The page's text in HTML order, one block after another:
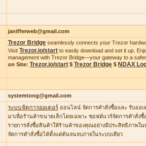
janifferweb@gmail.com
Trezor Bridge seamlessly connects your Trezor
Visit Trezor.io/start to easily download and set it up.
management with Trezor Bridge—your gateway to a
on Site: Trezor.io/start $ Trezor Bridge $ NDAX
systemtong@gmail.com
ระบบจัดการออเดอร์ ออนไลน์ จัดการคำสั่งซื้อและ รับออ
มาเพื่อร้านค้าขนาดเล็กโดยเฉพาะ ซอฟต์แวร์จัดการคำสั่งซื้
รายการสั่งซื้อสินค้าให้ร้านค้าของคุณอย่างมีประสิทธิภาพใ
จัดการคำสั่งซื้อได้ตั้งแต่ต้นจนจบภายในระบบเดียว